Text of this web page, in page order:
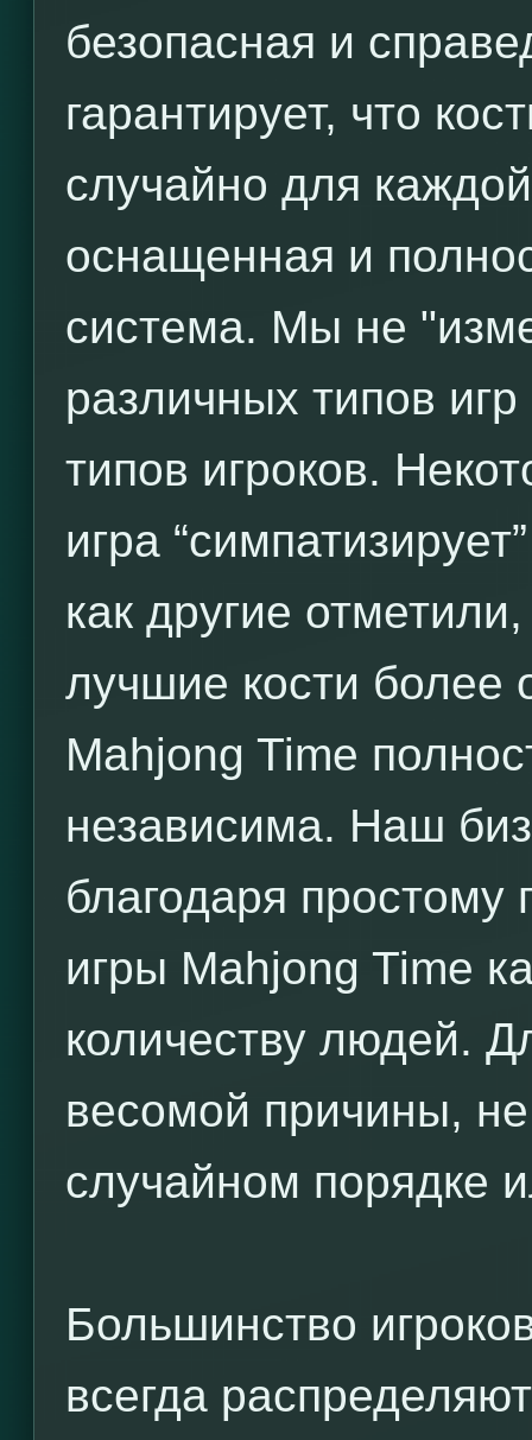
безопасная и
гарантирует, что
случайно для
оснащенная и
система. Мы не
различных типов
типов игроков.
игра
как другие
лучшие кости более
Mahjong Time
независима. Наш
благодаря
игры Mahjong Time
количеству людей.
весомой причины,
случайном порядке
Большинство
всегда